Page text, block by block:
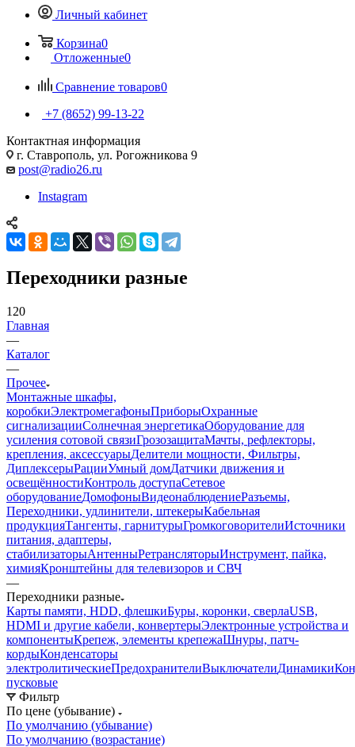
Личный кабинет
Корзина0
Отложенные0
Сравнение товаров0
+7 (8652) 99-13-22
Контактная информация
г. Ставрополь, ул. Рогожникова 9
post@radio26.ru
Instagram
Переходники разные
120
Главная
—
Каталог
—
Прочее
Монтажные шкафы,
коробкиЭлектромегафоныПриборыОхранные
сигнализацииСолнечная энергетикаОборудование для
усиления сотовой связиГрозозащитаМачты, рефлекторы,
крепления, аксессуарыДелители мощности, Фильтры,
ДиплексерыРацииУмный домДатчики движения и
освещённостиКонтроль доступаСетевое
оборудованиеДомофоныВидеонаблюдениеРазъемы,
Переходники, удлинители, штекерыКабельная
продукцияТангенты, гарнитурыГромкоговорителиИсточники
питания, адаптеры,
стабилизаторыАнтенныРетрансляторыИнструмент, пайка,
химияКронштейны для телевизоров и СВЧ
—
Переходники разные
Карты памяти, HDD, флешкиБуры, коронки, сверлаUSB,
HDMI и другие кабели, конвертерыЭлектронные устройства и
компонентыКрепеж, элементы крепежаШнуры, патч-
кордыКонденсаторы
электролитическиеПредохранителиВыключателиДинамики
пусковые
Фильтр
По цене (убывание)
По умолчанию (убывание)
По умолчанию (возрастание)